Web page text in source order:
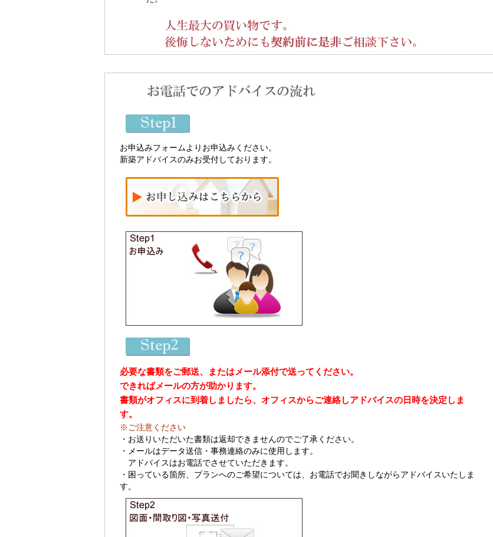
お申込みフォームよりお申込みください。
新築アドバイスのみお受付しております。
必要な書類をご郵送、またはメール添付で送ってください。
できればメールの方が助かります。
書類がオフィスに到着しましたら、オフィスからご連絡しアドバイスの日時を決定しま
す。
※ご注意ください
・お送りいただいた書類は返却できませんのでご了承ください。
・メールはデータ送信・事務連絡のみに使用します。
アドバイスはお電話でさせていただきます。
・困っている箇所、プランへのご希望については、お電話でお聞きしながらアドバイスいたしま
す。